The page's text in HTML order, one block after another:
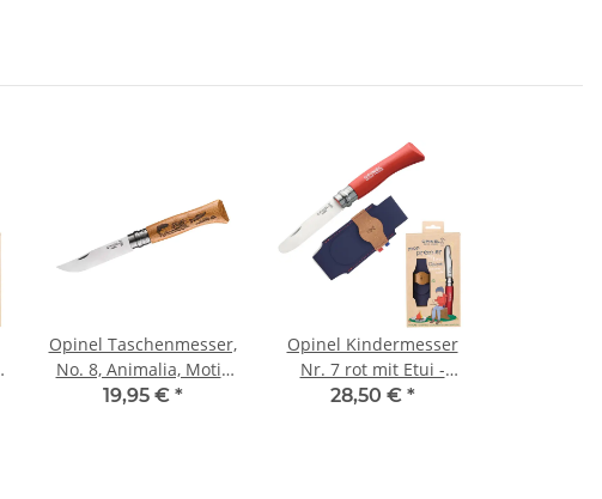
Opinel Taschenmesser,
No. 8, Animalia, Motiv
Fisch Eichenholz-Griff
19,95 € *
Opinel Kindermesser
Nr. 7 rot mit Etui -
Taschenmesser-Set
28,50 € *